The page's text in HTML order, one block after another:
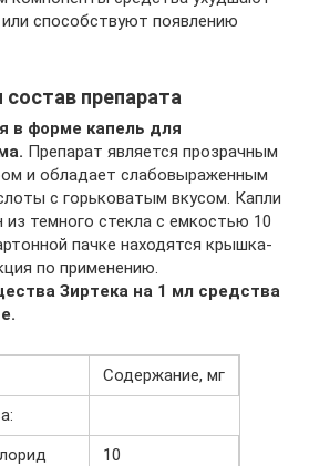
способствуют появлению
препарата
в форме капель для
Препарат является прозрачным
и обладает слабовыраженным
с горьковатым вкусом. Капли
темного стекла с емкостью 10
пачке находятся крышка-
по применению.
Зиртека на 1 мл средства
Содержание, мг
10